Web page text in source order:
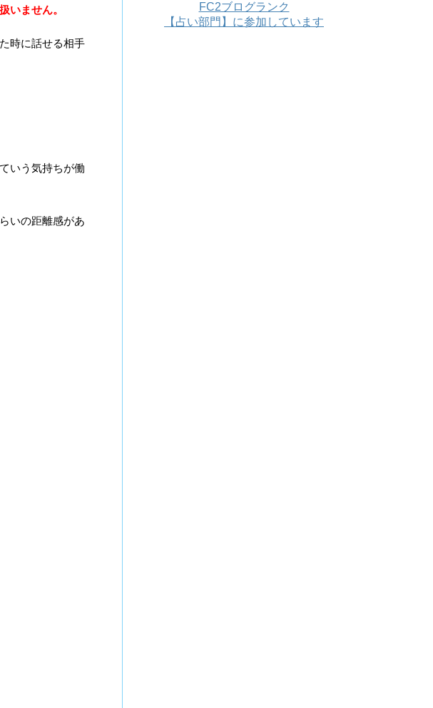
いません。
時に話せる相手
いう気持ちが働
いの距離感があ
FC2ブログランク
【占い部門】に参加しています